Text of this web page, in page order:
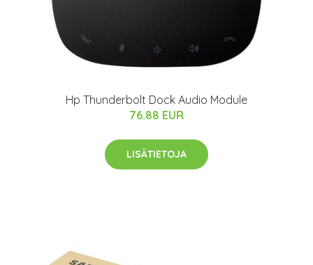
Hp Thunderbolt Dock Audio Module
76.88 EUR
LISÄTIETOJA